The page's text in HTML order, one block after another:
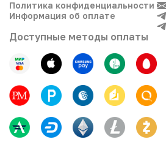
Политика конфиденциальности
Информация об оплате
Доступные методы оплаты